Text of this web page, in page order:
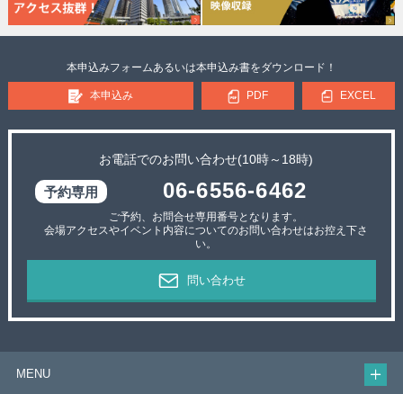
本申込みフォームあるいは本申込み書をダウンロード！
本申込み PDF EXCEL
お電話でのお問い合わせ(10時～18時)
06-6556-6462
ご予約、お問合せ専用番号となります。
会場アクセスやイベント内容についてのお問い合わせはお控え下さ
い。
問い合わせ
MENU